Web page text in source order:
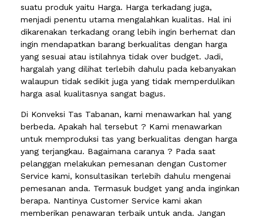
suatu produk yaitu Harga. Harga terkadang juga,
menjadi penentu utama mengalahkan kualitas. Hal ini
dikarenakan terkadang orang lebih ingin berhemat dan
ingin mendapatkan barang berkualitas dengan harga
yang sesuai atau istilahnya tidak over budget. Jadi,
hargalah yang dilihat terlebih dahulu pada kebanyakan
walaupun tidak sedikit juga yang tidak memperdulikan
harga asal kualitasnya sangat bagus.
Di Konveksi Tas Tabanan, kami menawarkan hal yang
berbeda. Apakah hal tersebut ? Kami menawarkan
untuk memproduksi tas yang berkualitas dengan harga
yang terjangkau. Bagaimana caranya ? Pada saat
pelanggan melakukan pemesanan dengan Customer
Service kami, konsultasikan terlebih dahulu mengenai
pemesanan anda. Termasuk budget yang anda inginkan
berapa. Nantinya Customer Service kami akan
memberikan penawaran terbaik untuk anda. Jangan